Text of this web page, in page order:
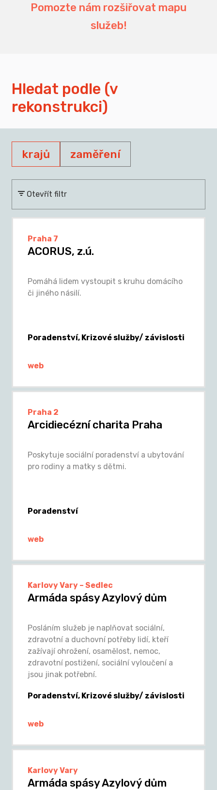
Pomozte nám rozšiřovat mapu
služeb!
Hledat podle (v
rekonstrukci)
krajů zaměření
Otevřít filtr
Praha 7
ACORUS, z.ú.
Pomáhá lidem vystoupit s kruhu domácího
či jiného násilí.
Poradenství, Krizové služby/ závislosti
web
Praha 2
Arcidiecézní charita Praha
Poskytuje sociální poradenství a ubytování
pro rodiny a matky s dětmi.
Poradenství
web
Karlovy Vary – Sedlec
Armáda spásy Azylový dům
Posláním služeb je naplňovat sociální,
zdravotní a duchovní potřeby lidí, kteří
zažívají ohrožení, osamělost, nemoc,
zdravotní postižení, sociální vyloučení a
jsou jinak potřební.
Poradenství, Krizové služby/ závislosti
web
Karlovy Vary
Armáda spásy Azylový dům